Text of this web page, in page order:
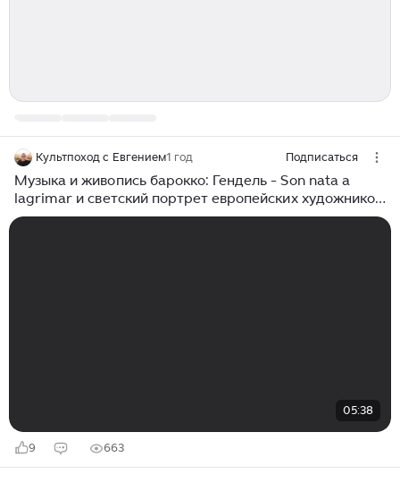
Культпоход с Евгением1 год Подписаться
Музыка и живопись барокко: Гендель - Son nata a
lagrimar и светский портрет европейских художников
XVII века из коллекции Пушкинского музея
05:38
9 663